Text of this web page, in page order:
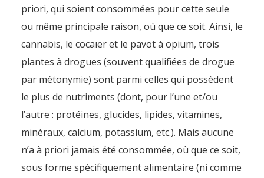
priori, qui soient consommées pour cette seule
ou même principale raison, où que ce soit. Ainsi, le
cannabis, le cocaïer et le pavot à opium, trois
plantes à drogues (souvent qualifiées de drogue
par métonymie) sont parmi celles qui possèdent
le plus de nutriments (dont, pour l’une et/ou
l’autre : protéines, glucides, lipides, vitamines,
minéraux, calcium, potassium, etc.). Mais aucune
n’a à priori jamais été consommée, où que ce soit,
sous forme spécifiquement alimentaire (ni comme